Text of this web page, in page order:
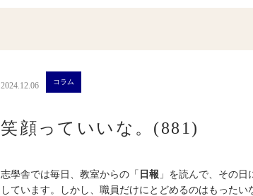
2024.12.06 コラム
笑顔っていいな。(881)
志學舎では毎日、教室からの「 日報 」を読んで、その日
しています。しかし、職員だけにとどめるのはもったい